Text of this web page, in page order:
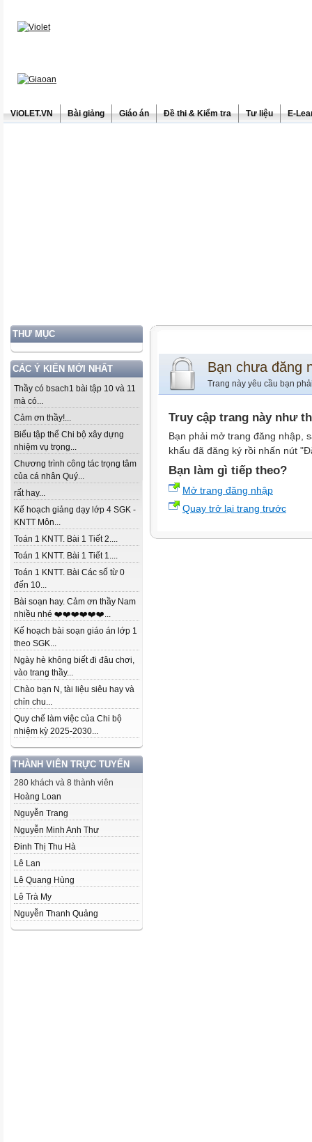
ViOLET.VN Bài giảng Giáo án Đề thi & Kiểm tra Tư liệu E-
THƯ MỤC
CÁC Ý KIẾN MỚI NHẤT
Thầy có bsach1 bài tập 10 và 11
mà có...
Cảm ơn thầy!...
Biểu tập thể Chi bộ xây dựng
nhiệm vụ trọng...
Chương trình công tác trọng tâm
của cá nhân Quý...
rất hay...
Kế hoạch giảng dạy lớp 4 SGK -
KNTT Môn...
Toán 1 KNTT. Bài 1 Tiết 2....
Toán 1 KNTT. Bài 1 Tiết 1....
Toán 1 KNTT. Bài Các số từ 0
đến 10...
Bài soạn hay. Cảm ơn thầy Nam
nhiều nhé ❤️❤️❤️❤️❤️❤️...
Kế hoạch bài soạn giáo án lớp 1
theo SGK...
Ngày hè không biết đi đâu chơi,
vào trang thầy...
Chào bạn N, tài liệu siêu hay và
chỉn chu...
Quy chế làm việc của Chi bộ
nhiệm kỳ 2025-2030...
THÀNH VIÊN TRỰC TUYẾN
280 khách và 8 thành viên
Hoàng Loan
Nguyễn Trang
Nguyễn Minh Anh Thư
Đinh Thị Thu Hà
Lê Lan
Lê Quang Hùng
Lê Trà My
Nguyễn Thanh Quảng
Bạn chưa đăng
Trang này yêu cầu bạn
Truy cập trang này như
Bạn phải mở trang đăng nhập,
khẩu đã đăng ký rồi nhấn nút
Bạn làm gì tiếp theo?
Mở trang đăng nhập
Quay trở lại trang trước